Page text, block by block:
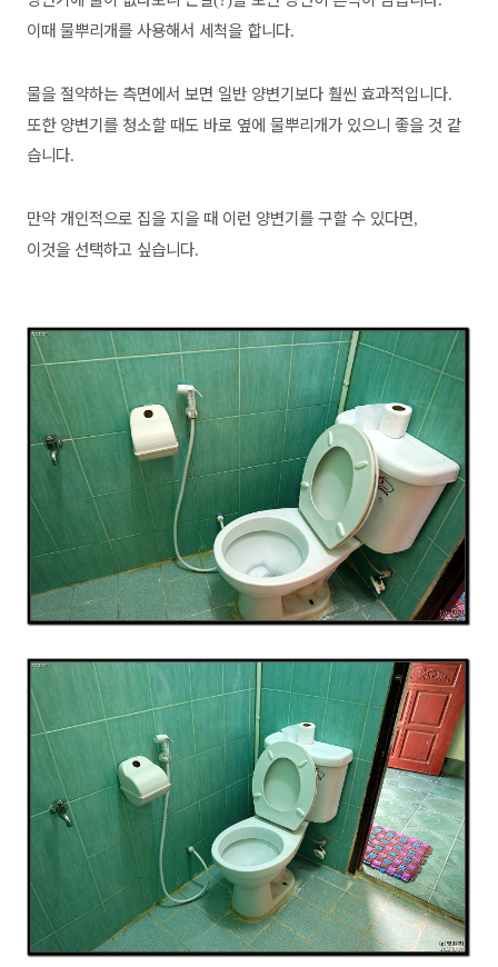
이때 물뿌리개를 사용해서 세척을 합니다.
물을 절약하는 측면에서 보면 일반 양변기보다 훨씬 효과적입니다.
또한 양변기를 청소할 때도 바로 옆에 물뿌리개가 있으니 좋을 것 같
습니다.
만약 개인적으로 집을 지을 때 이런 양변기를 구할 수 있다면,
이것을 선택하고 싶습니다.